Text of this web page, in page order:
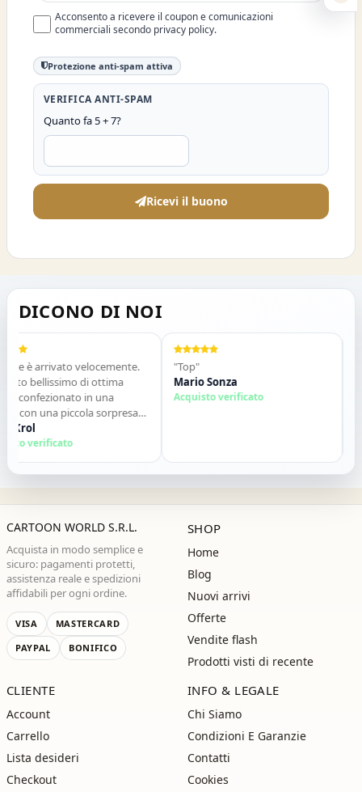
Acconsento a ricevere il coupon e comunicazioni
commerciali secondo privacy policy.
Protezione anti-spam attiva
VERIFICA ANTI-SPAM
Quanto fa 5 + 7?
Ricevi il buono
DICONO DI NOI
è arrivato velocemente.
bellissimo di ottima
in una
con una piccola sorpresa
Tutto perfetto. Lo
vivamente. Grazie ,alla
verificato
"Top"
Mario Sonza
Acquisto verificato
CARTOON WORLD S.R.L.
Acquista in modo semplice e
sicuro: pagamenti protetti,
assistenza reale e spedizioni
affidabili per ogni ordine.
VISA
MASTERCARD
PAYPAL
BONIFICO
SHOP
Home
Blog
Nuovi arrivi
Offerte
Vendite flash
Prodotti visti di recente
CLIENTE
Account
Carrello
Lista desideri
Checkout
INFO & LEGALE
Chi Siamo
Condizioni E Garanzie
Contatti
Cookies